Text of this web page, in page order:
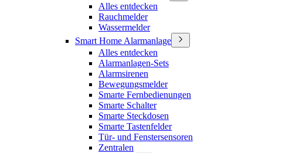
Alles entdecken
Rauchmelder
Wassermelder
Smart Home Alarmanlage
Alles entdecken
Alarmanlagen-Sets
Alarmsirenen
Bewegungsmelder
Smarte Fernbedienungen
Smarte Schalter
Smarte Steckdosen
Smarte Tastenfelder
Tür- und Fenstersensoren
Zentralen